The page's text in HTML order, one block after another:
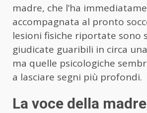
madre, che l’ha
accompagnata al pronto
lesioni fisiche riportate sono
giudicate guaribili in circa
ma quelle psicologiche
a lasciare segni più profondi.
La voce della